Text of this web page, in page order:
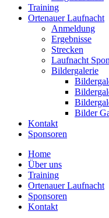
Training
Ortenauer Laufnacht
Anmeldung
Ergebnisse
Strecken
Laufnacht
Bildergalerie
Bilder
Kontakt
Sponsoren
Home
Über uns
Training
Ortenauer Laufnacht
Sponsoren
Kontakt